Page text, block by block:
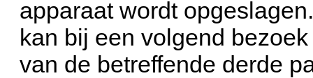
apparaat wordt
kan bij een volgend
van de betreffende derde